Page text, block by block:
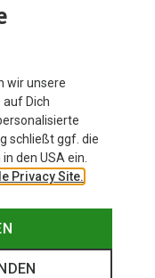
wir unsere
Dich
schließt ggf. die
den USA ein.
Privacy Site.